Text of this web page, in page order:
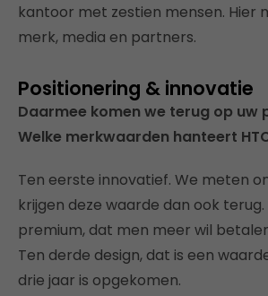
kantoor met zestien mensen. Hier
merk, media en partners.
Positionering & innovatie
Daarmee komen we terug op uw
Welke merkwaarden hanteert
Ten eerste innovatief. We meten
krijgen deze waarde dan ook
premium, dat men meer wil
Ten derde design, dat is een
drie jaar is opgekomen.